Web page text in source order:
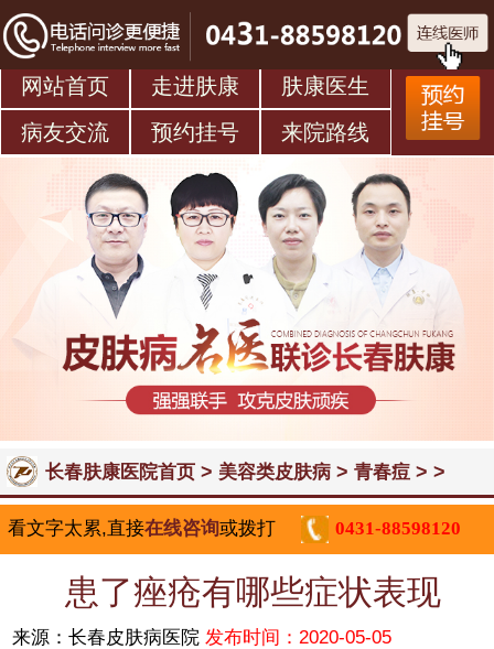
网站首页 走进肤康
肤康医生
病友交流
预约挂号 来院路线
长春肤康医院首页> 美容类皮肤病> 青春痘> >
看文字太累,直接在线咨询或拨打 0431-88598120
患了痤疮有哪些症状表现
来源：长春皮肤病医院发布时间：2020-05-05